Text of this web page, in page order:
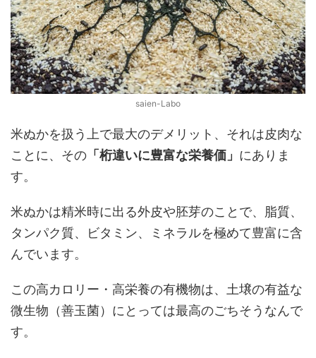
saien-Labo
米ぬかを扱う上で最大のデメリット、それは皮肉な
ことに、その 「桁違いに豊富な栄養価」 にありま
す。
米ぬかは精米時に出る外皮や胚芽のことで、脂質、
タンパク質、ビタミン、ミネラルを極めて豊富に含
んでいます。
この高カロリー・高栄養の有機物は、土壌の有益な
微生物（善玉菌）にとっては最高のごちそうなんで
す。